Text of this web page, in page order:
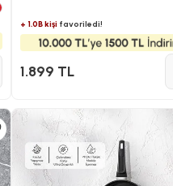
+ 1.0B kişifavoriledi!
1.899 TL